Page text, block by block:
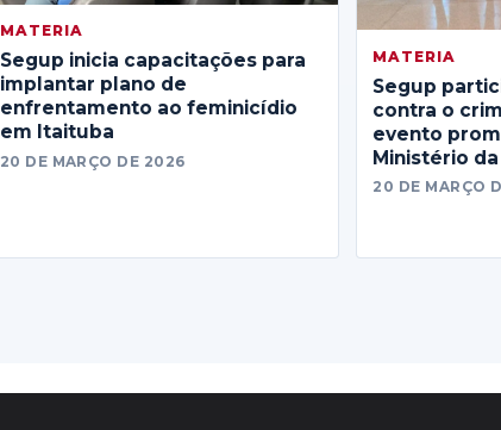
MATERIA
Segup inicia capacitações para
implantar plano de
enfrentamento ao feminicídio
em Itaituba
20 DE MARÇO DE 2026
MATERIA
Segup
contra o
evento
Ministério
20 DE MARÇO